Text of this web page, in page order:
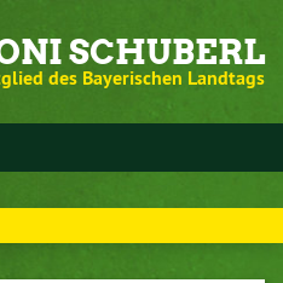
SCHUBERL
des Bayerischen Landtags